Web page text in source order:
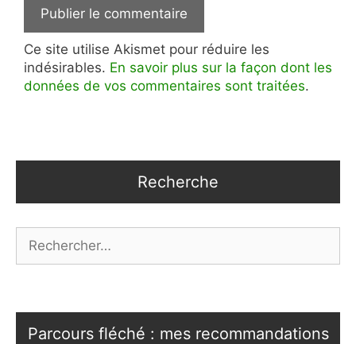
Ce site utilise Akismet pour réduire les
indésirables. En savoir plus sur la façon dont les
données de vos commentaires sont traitées.
Recherche
Parcours fléché : mes recommandations